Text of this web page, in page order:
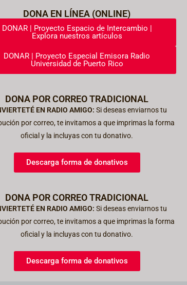
DONA EN LÍNEA (ONLINE)
DONAR | Proyecto Espacio de Intercambio |
Explora nuestros artículos
DONAR | Proyecto Especial Emisora Radio
Universidad de Puerto Rico
DONA POR CORREO TRADICIONAL
EN RADIO AMIGO: Si deseas enviarnos tu
por correo, te invitamos a que imprimas la forma
oficial y la incluyas con tu donativo.
Descarga forma de donativos
DONA POR CORREO TRADICIONAL
EN RADIO AMIGO: Si deseas enviarnos tu
por correo, te invitamos a que imprimas la forma
oficial y la incluyas con tu donativo.
Descarga forma de donativos